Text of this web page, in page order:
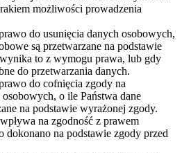
możliwości prowadzenia
do usunięcia danych osobowych,
są przetwarzane na podstawie
to z wymogu prawa, lub gdy
do przetwarzania danych.
do cofnięcia zgody na
o ile Państwa dane
na podstawie wyrażonej zgody.
na zgodność z prawem
dokonano na podstawie zgody przed